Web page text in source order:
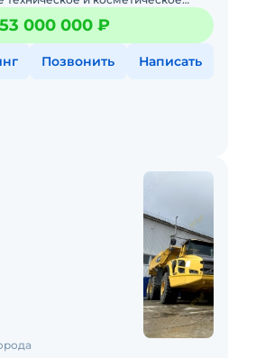
эксплуатации. Все ТО проводились
53 000 000 ₽
Позвонить Написать